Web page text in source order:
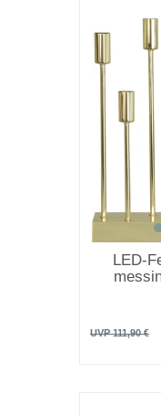
LED-
UVP 111,90 €